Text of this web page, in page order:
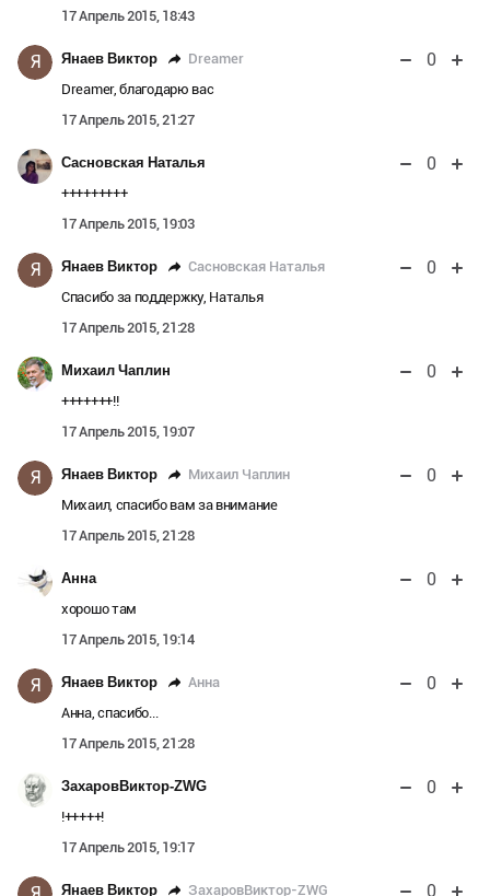
17 Апрель 2015, 18:43
Я Янаев Виктор Dreamer 0
Dreamer, благодарю вас
17 Апрель 2015, 21:27
Сасновская Наталья 0
+++++++++
17 Апрель 2015, 19:03
Я Янаев Виктор Сасновская Наталья 0
Спасибо за поддержку, Наталья
17 Апрель 2015, 21:28
Михаил Чаплин 0
+++++++!!
17 Апрель 2015, 19:07
Я Янаев Виктор Михаил Чаплин 0
Михаил, спасибо вам за внимание
17 Апрель 2015, 21:28
Анна 0
хорошо там
17 Апрель 2015, 19:14
Я Янаев Виктор Анна 0
Анна, спасибо...
17 Апрель 2015, 21:28
ЗахаровВиктор-ZWG 0
!+++++!
17 Апрель 2015, 19:17
Янаев Виктор ЗахаровВиктор-ZWG 0